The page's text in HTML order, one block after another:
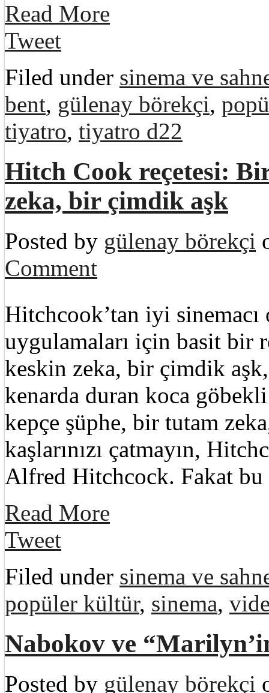
Read More
Tweet
Filed under sinema ve
bent, gülenay börekçi,
tiyatro, tiyatro d22
Hitch Cook reçetesi:
zeka, bir çimdik aşk
Posted by gülenay börekçi
Comment
Hitchcook’tan iyi
uygulamaları için basit bir
keskin zeka, bir çimdik
kenarda duran koca
kepçe şüphe, bir tutam
kaşlarınızı çatmayın,
Alfred Hitchcock. Fakat
Read More
Tweet
Filed under sinema ve
popüler kültür, sinema,
Nabokov ve
Posted by gülenay börekçi